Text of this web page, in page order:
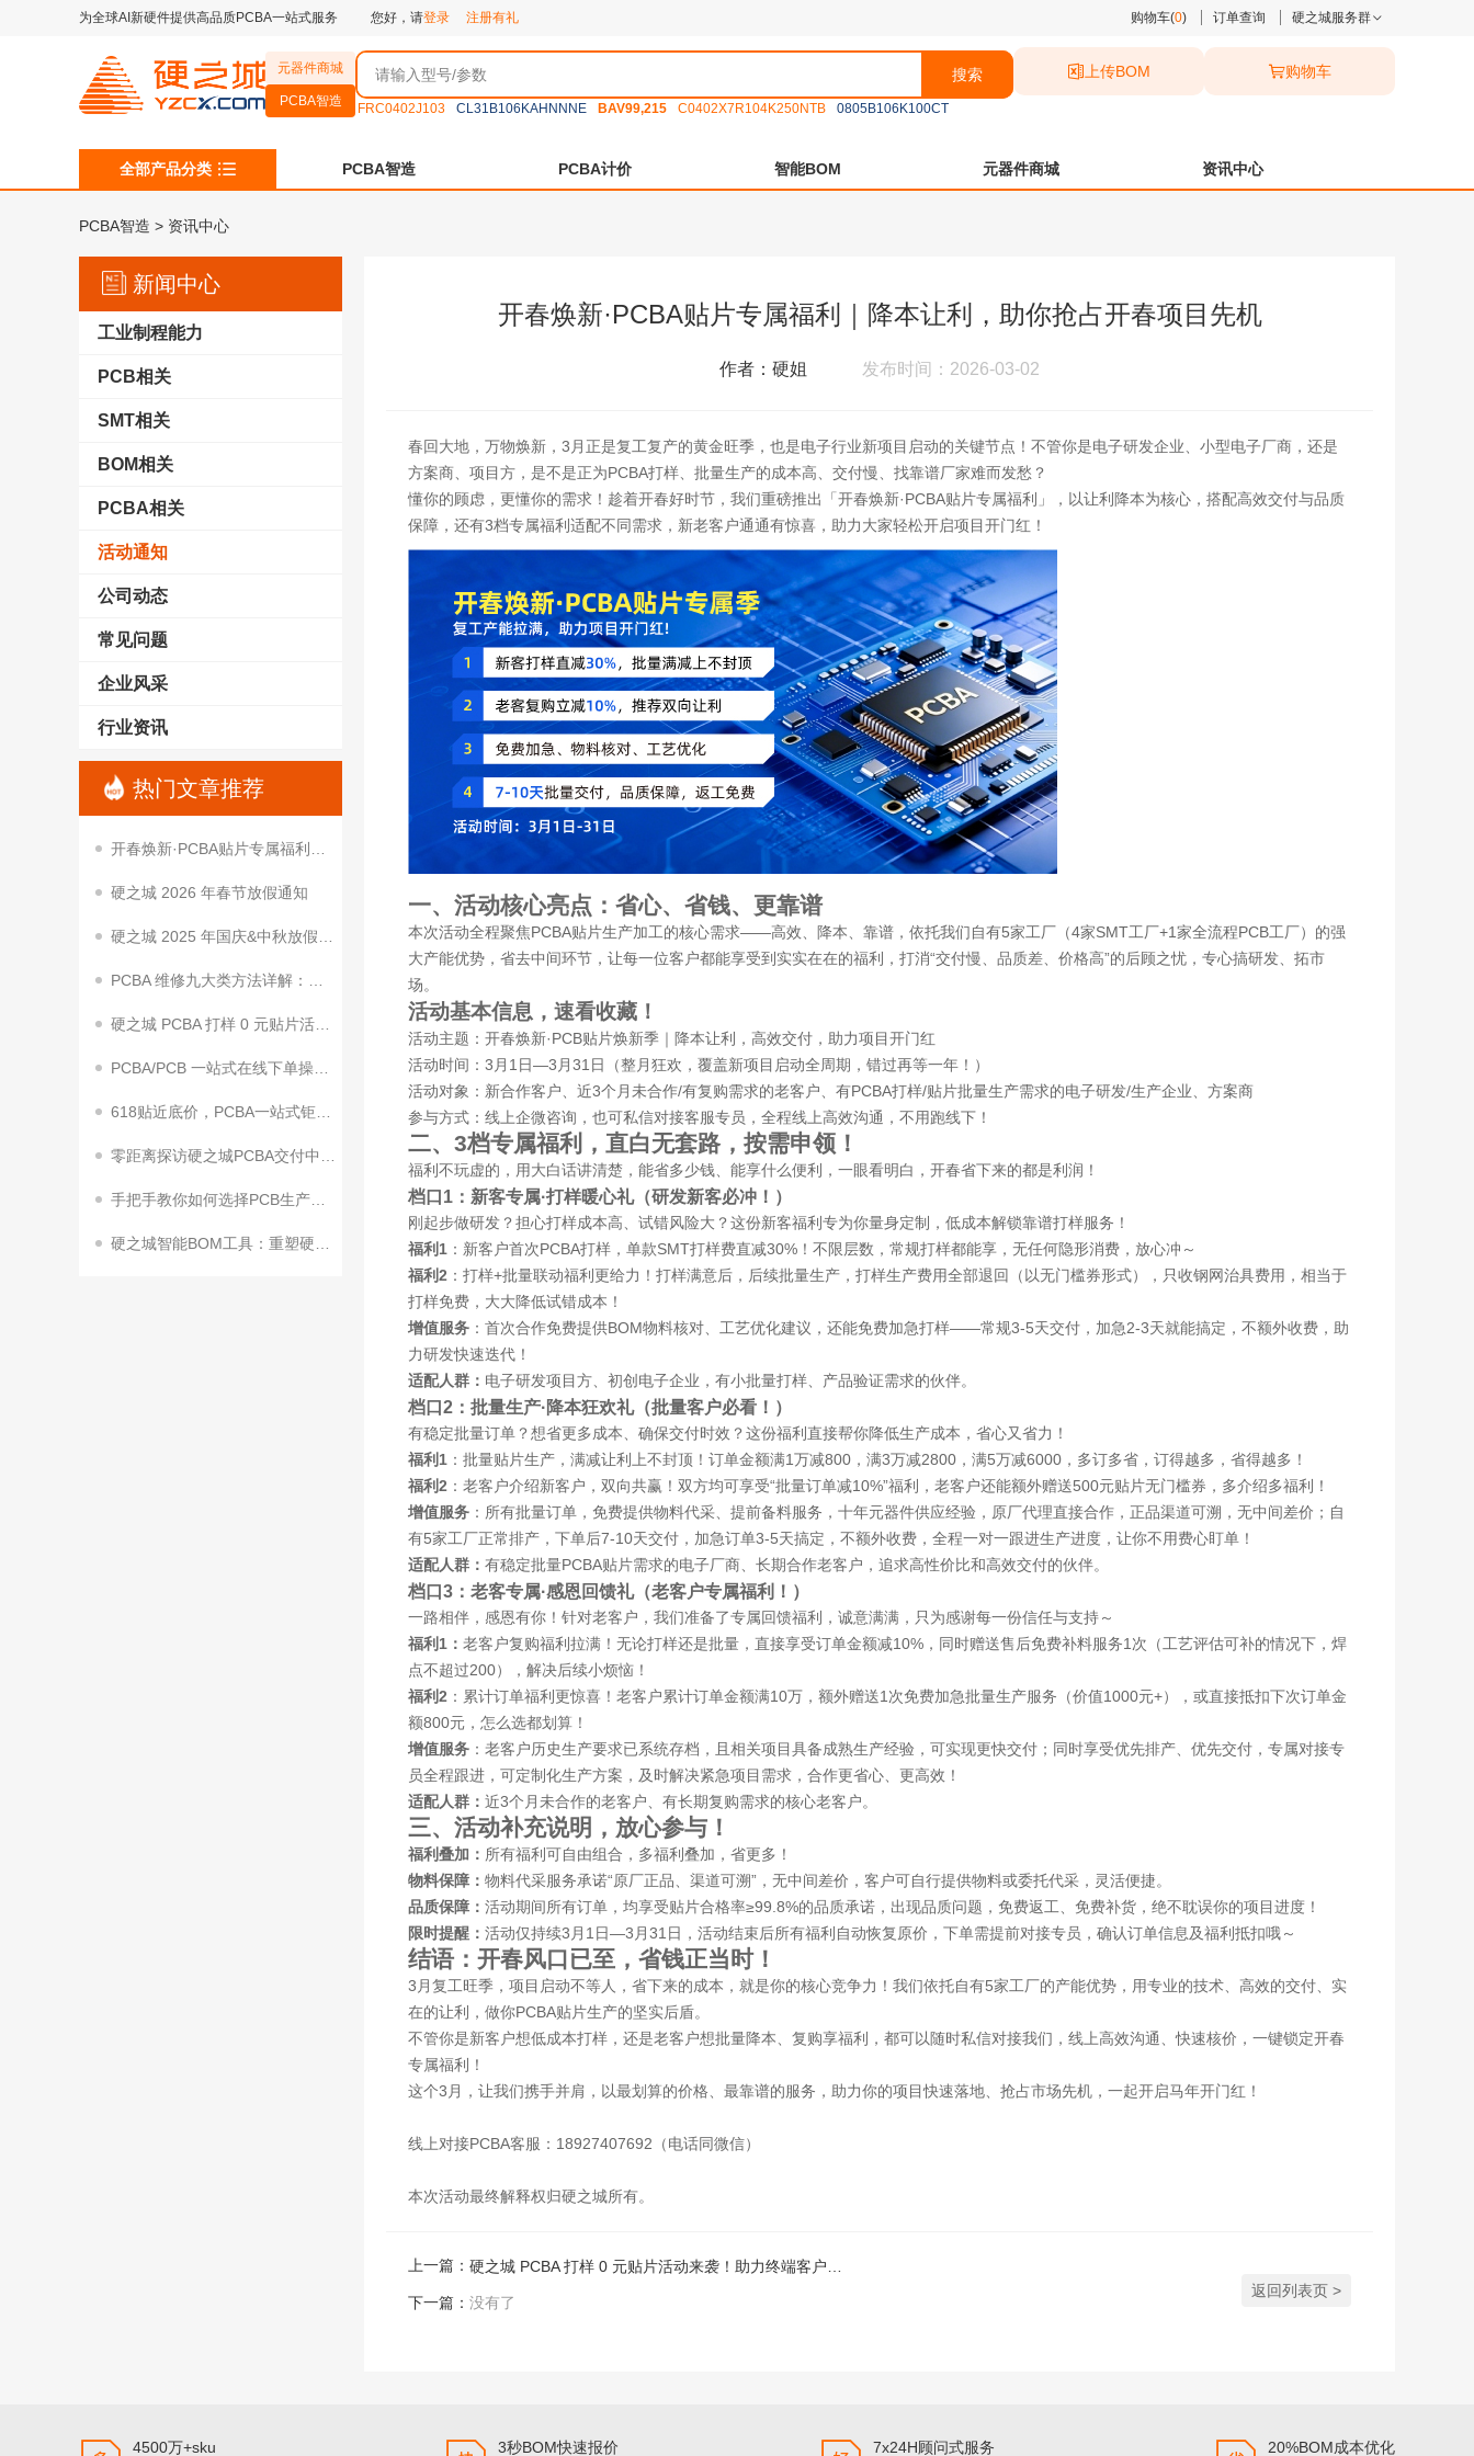
为全球AI新硬件提供高品质PCBA一站式服务 您好，请登录 注册有礼 购物车(0) 订单查询 硬之城服务群
元器件商城
PCBA智造
搜索
FRC0402J103 CL31B106KAHNNNE BAV99,215 C0402X7R104K250NTB 0805B106K100CT
上传BOM 购物车
全部产品分类 PCBA智造 PCBA计价 智能BOM 元器件商城 资讯中心
PCBA智造 > 资讯中心
新闻中心
工业制程能力
PCB相关
SMT相关
BOM相关
PCBA相关
活动通知
公司动态
常见问题
企业风采
行业资讯
热门文章推荐
开春焕新·PCBA贴片专属福利｜降本让利，助你抢占开春项目先机
硬之城 2026 年春节放假通知
硬之城 2025 年国庆&中秋放假通知
PCBA 维修九大类方法详解：从基础到进阶的实用技巧
硬之城 PCBA 打样 0 元贴片活动来袭！助力终端客户加速量产
PCBA/PCB 一站式在线下单操作指南
618贴近底价，PCBA一站式钜惠狂飙！
零距离探访硬之城PCBA交付中心2期来了
手把手教你如何选择PCB生产工艺参数
硬之城智能BOM工具：重塑硬件研发效率，赋能企业创新升级
开春焕新·PCBA贴片专属福利｜降本让利，助你抢占开春项目先机
作者：硬姐 发布时间：2026-03-02
春回大地，万物焕新，3月正是复工复产的黄金旺季，也是电子行业新项目启动的关键节点！不管你是电子研发企业、小型电子厂商，还是
方案商、项目方，是不是正为PCBA打样、批量生产的成本高、交付慢、找靠谱厂家难而发愁？
懂你的顾虑，更懂你的需求！趁着开春好时节，我们重磅推出「开春焕新·PCBA贴片专属福利」，以让利降本为核心，搭配高效交付与品质
保障，还有3档专属福利适配不同需求，新老客户通通有惊喜，助力大家轻松开启项目开门红！
一、活动核心亮点：省心、省钱、更靠谱
本次活动全程聚焦PCBA贴片生产加工的核心需求——高效、降本、靠谱，依托我们自有5家工厂（4家SMT工厂+1家全流程PCB工厂）的强
大产能优势，省去中间环节，让每一位客户都能享受到实实在在的福利，打消“交付慢、品质差、价格高”的后顾之忧，专心搞研发、拓市
场。
活动基本信息，速看收藏！
活动主题：开春焕新·PCB贴片焕新季｜降本让利，高效交付，助力项目开门红
活动时间：3月1日—3月31日（整月狂欢，覆盖新项目启动全周期，错过再等一年！）
活动对象：新合作客户、近3个月未合作/有复购需求的老客户、有PCBA打样/贴片批量生产需求的电子研发/生产企业、方案商
参与方式：线上企微咨询，也可私信对接客服专员，全程线上高效沟通，不用跑线下！
二、3档专属福利，直白无套路，按需申领！
福利不玩虚的，用大白话讲清楚，能省多少钱、能享什么便利，一眼看明白，开春省下来的都是利润！
档口1：新客专属·打样暖心礼（研发新客必冲！）
刚起步做研发？担心打样成本高、试错风险大？这份新客福利专为你量身定制，低成本解锁靠谱打样服务！
福利1 ：新客户首次PCBA打样，单款SMT打样费直减30%！不限层数，常规打样都能享，无任何隐形消费，放心冲～
福利2 ：打样+批量联动福利更给力！打样满意后，后续批量生产，打样生产费用全部退回（以无门槛券形式），只收钢网治具费用，相当于
打样免费，大大降低试错成本！
增值服务 ：首次合作免费提供BOM物料核对、工艺优化建议，还能免费加急打样——常规3-5天交付，加急2-3天就能搞定，不额外收费，助
力研发快速迭代！
适配人群： 电子研发项目方、初创电子企业，有小批量打样、产品验证需求的伙伴。
档口2：批量生产·降本狂欢礼（批量客户必看！）
有稳定批量订单？想省更多成本、确保交付时效？这份福利直接帮你降低生产成本，省心又省力！
福利1 ：批量贴片生产，满减让利上不封顶！订单金额满1万减800，满3万减2800，满5万减6000，多订多省，订得越多，省得越多！
福利2 ：老客户介绍新客户，双向共赢！双方均可享受“批量订单减10%”福利，老客户还能额外赠送500元贴片无门槛券，多介绍多福利！
增值服务 ：所有批量订单，免费提供物料代采、提前备料服务，十年元器件供应经验，原厂代理直接合作，正品渠道可溯，无中间差价；自
有5家工厂正常排产，下单后7-10天交付，加急订单3-5天搞定，不额外收费，全程一对一跟进生产进度，让你不用费心盯单！
适配人群： 有稳定批量PCBA贴片需求的电子厂商、长期合作老客户，追求高性价比和高效交付的伙伴。
档口3：老客专属·感恩回馈礼（老客户专属福利！）
一路相伴，感恩有你！针对老客户，我们准备了专属回馈福利，诚意满满，只为感谢每一份信任与支持～
福利1： 老客户复购福利拉满！无论打样还是批量，直接享受订单金额减10%，同时赠送售后免费补料服务1次（工艺评估可补的情况下，焊
点不超过200），解决后续小烦恼！
福利2 ：累计订单福利更惊喜！老客户累计订单金额满10万，额外赠送1次免费加急批量生产服务（价值1000元+），或直接抵扣下次订单金
额800元，怎么选都划算！
增值服务 ：老客户历史生产要求已系统存档，且相关项目具备成熟生产经验，可实现更快交付；同时享受优先排产、优先交付，专属对接专
员全程跟进，可定制化生产方案，及时解决紧急项目需求，合作更省心、更高效！
适配人群： 近3个月未合作的老客户、有长期复购需求的核心老客户。
三、活动补充说明，放心参与！
福利叠加： 所有福利可自由组合，多福利叠加，省更多！
物料保障： 物料代采服务承诺“原厂正品、渠道可溯”，无中间差价，客户可自行提供物料或委托代采，灵活便捷。
品质保障： 活动期间所有订单，均享受贴片合格率≥99.8%的品质承诺，出现品质问题，免费返工、免费补货，绝不耽误你的项目进度！
限时提醒： 活动仅持续3月1日—3月31日，活动结束后所有福利自动恢复原价，下单需提前对接专员，确认订单信息及福利抵扣哦～
结语：开春风口已至，省钱正当时！
3月复工旺季，项目启动不等人，省下来的成本，就是你的核心竞争力！我们依托自有5家工厂的产能优势，用专业的技术、高效的交付、实
在的让利，做你PCBA贴片生产的坚实后盾。
不管你是新客户想低成本打样，还是老客户想批量降本、复购享福利，都可以随时私信对接我们，线上高效沟通、快速核价，一键锁定开春
专属福利！
这个3月，让我们携手并肩，以最划算的价格、最靠谱的服务，助力你的项目快速落地、抢占市场先机，一起开启马年开门红！
线上对接PCBA客服：18927407692（电话同微信）
本次活动最终解释权归硬之城所有。
上一篇：
下一篇： 没有了
返回列表页 >
4500万+sku 3秒BOM快速报价 7x24H顾问式服务 20%BOM成本优化